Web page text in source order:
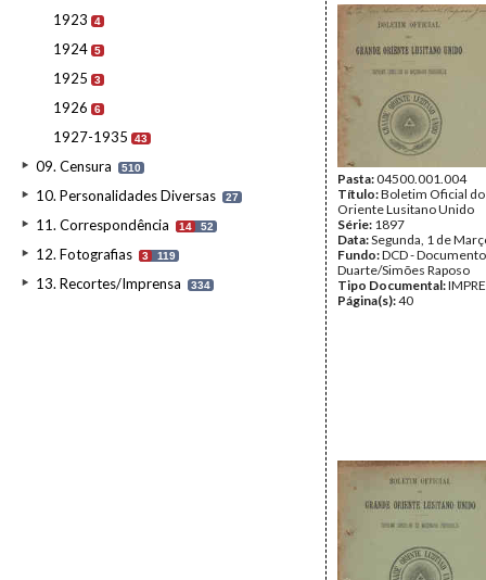
1923 4
1924 5
1925 3
1926 6
1927-1935 43
09. Censura 510
10. Personalidades Diversas 27
11. Correspondência 14 52
12. Fotografias 3 119
13. Recortes/Imprensa 334
Pasta:04500.001.004
Título:Boletim Oficial
Oriente Lusitano Unido
Série: 1897
Data:Segunda, 1 de
Fundo:DCD -
Duarte/Simões Raposo
Tipo Documental:
Página(s):40